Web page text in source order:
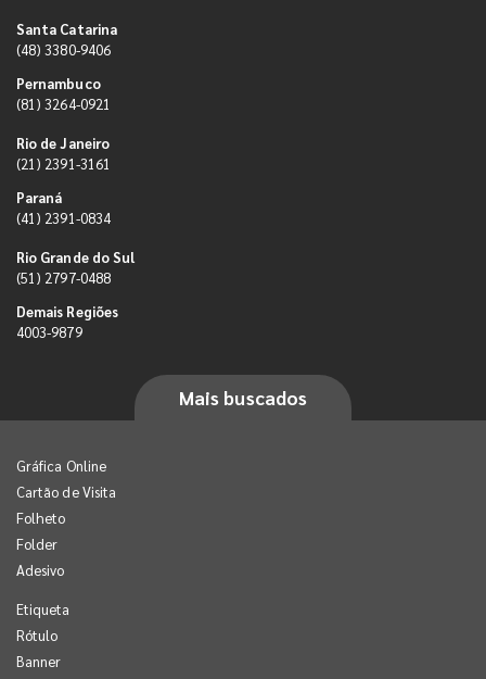
Santa Catarina
(48) 3380-9406
Pernambuco
(81) 3264-0921
Rio de Janeiro
(21) 2391-3161
Paraná
(41) 2391-0834
Rio Grande do Sul
(51) 2797-0488
Demais Regiões
4003-9879
Mais buscados
Gráfica Online
Cartão de Visita
Folheto
Folder
Adesivo
Etiqueta
Rótulo
Banner